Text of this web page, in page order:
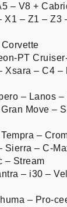
– V8 +
X1 – Z1 – Z3
PT
Xsara – C4 –
– Lanos –
Move –
–
Sierra – C-
– Stream
– i30 –
– Pro-